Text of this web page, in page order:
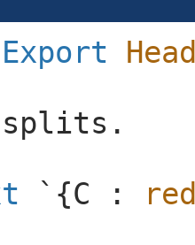
Export
splits .
`{C :